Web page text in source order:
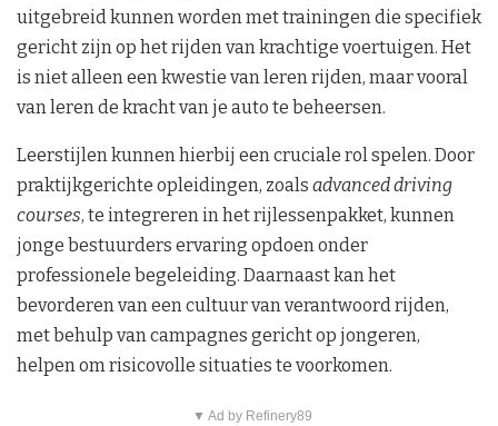
uitgebreid kunnen worden met trainingen die specifiek
gericht zijn op het rijden van krachtige voertuigen. Het
is niet alleen een kwestie van leren rijden, maar vooral
van leren de kracht van je auto te beheersen.
Leerstijlen kunnen hierbij een cruciale rol spelen. Door
praktijkgerichte opleidingen, zoals advanced driving
courses, te integreren in het rijlessenpakket, kunnen
jonge bestuurders ervaring opdoen onder
professionele begeleiding. Daarnaast kan het
bevorderen van een cultuur van verantwoord rijden,
met behulp van campagnes gericht op jongeren,
helpen om risicovolle situaties te voorkomen.
▼ Ad by Refinery89